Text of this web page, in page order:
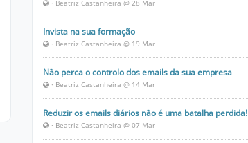
· Beatriz Castanheira @ 28 Mar
Invista na sua formação
· Beatriz Castanheira @ 19 Mar
Não perca o controlo dos emails da sua empresa
· Beatriz Castanheira @ 14 Mar
Reduzir os emails diários não é uma batalha perdida!
· Beatriz Castanheira @ 07 Mar